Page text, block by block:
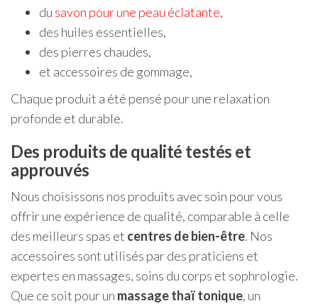
du savon pour une peau éclatante,
des huiles essentielles,
des pierres chaudes,
et accessoires de gommage,
Chaque produit a été pensé pour une relaxation
profonde et durable.
Des produits de qualité testés et
approuvés
Nous choisissons nos produits avec soin pour vous
offrir une expérience de qualité, comparable à celle
des meilleurs spas et centres de bien-être. Nos
accessoires sont utilisés par des praticiens et
expertes en massages, soins du corps et sophrologie.
Que ce soit pour un massage thaï tonique, un